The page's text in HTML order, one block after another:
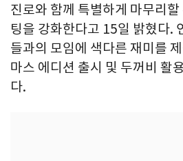
진로와 함께 특별하게 마무리할
팅을 강화한다고 15일 밝혔다.
들과의 모임에 색다른 재미를
마스 에디션 출시 및 두꺼비 활
다.